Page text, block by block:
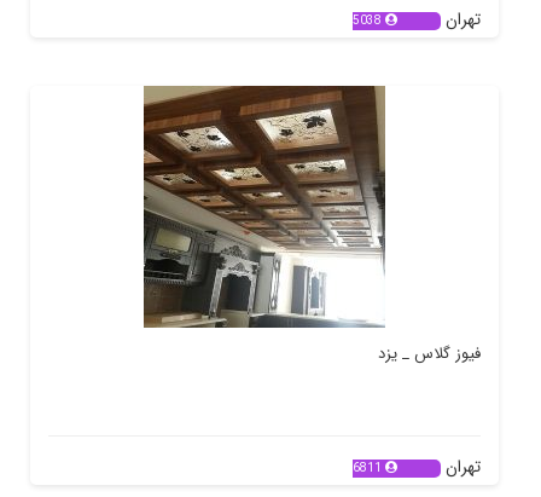
تهران 5038
فیوز گلاس _ یزد
تهران 6811